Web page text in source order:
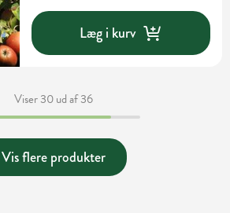
Læg i kurv
Viser 30 ud af 36
Vis flere produkter